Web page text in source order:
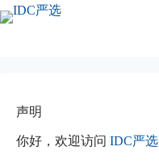
至
声明
你好，欢迎访问 IDC严选